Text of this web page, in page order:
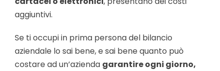
aggiuntivi.
Se ti occupi in prima persona del bilancio
aziendale lo sai bene, e sai bene quanto può
costare ad un’azienda garantire ogni giorno,